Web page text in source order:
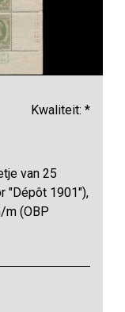
Kwaliteit: *
van 25
"Dépôt 1901"),
m (OBP